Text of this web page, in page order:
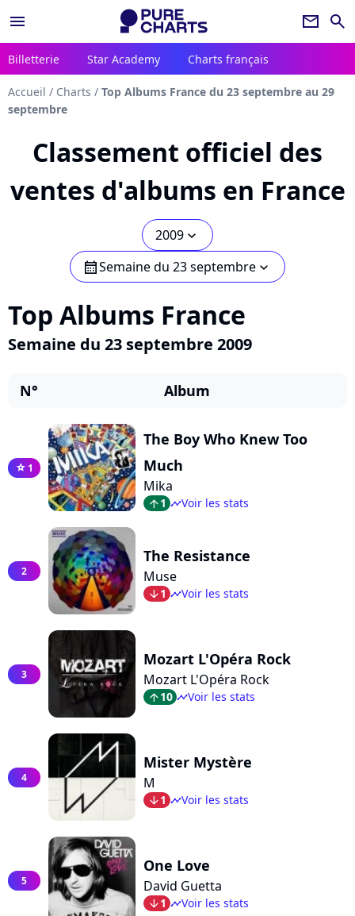
menu newsletter search
Billetterie Star Academy Charts français
Accueil / Charts / Top Albums France du 23 septembre au 29
septembre
Classement officiel des
ventes d'albums en France
2009 chevron_bot
calendarSemaine du 23 septembre chevron_bot
Top Albums France
Semaine du 23 septembre 2009
N° Album
star 1
The Boy Who Knew Too
Much
Mika
arrow_top1 timelineVoir les stats
2
The Resistance
Muse
arrow_bot1 timelineVoir les stats
3
Mozart L'Opéra Rock
Mozart L'Opéra Rock
arrow_top10 timelineVoir les stats
4
Mister Mystère
M
arrow_bot1 timelineVoir les stats
5
One Love
David Guetta
arrow_bot1 timelineVoir les stats